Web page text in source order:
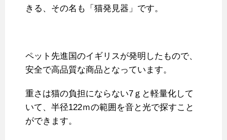
きる、その名も「猫発見器」です。
ペット先進国のイギリスが発明したもので、
安全で高品質な商品となっています。
重さは猫の負担にならない7ｇと軽量化して
いて、半径122ｍの範囲を音と光で探すこと
ができます。